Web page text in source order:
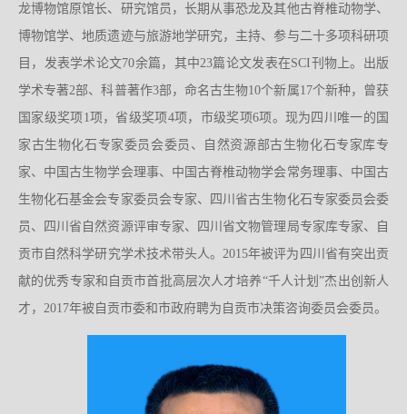
龙博物馆原馆长、研究馆员，长期从事恐龙及其他古脊椎动物学、
博物馆学、地质遗迹与旅游地学研究，主持、参与二十多项科研项
目，发表学术论文70余篇，其中23篇论文发表在SCI刊物上。出版
学术专著2部、科普著作3部，命名古生物10个新属17个新种，曾获
国家级奖项1项，省级奖项4项，市级奖项6项。现为四川唯一的国
家古生物化石专家委员会委员、自然资源部古生物化石专家库专
家、中国古生物学会理事、中国古脊椎动物学会常务理事、中国古
生物化石基金会专家委员会专家、四川省古生物化石专家委员会委
员、四川省自然资源评审专家、四川省文物管理局专家库专家、自
贡市自然科学研究学术技术带头人。2015年被评为四川省有突出贡
献的优秀专家和自贡市首批高层次人才培养“千人计划”杰出创新人
才，2017年被自贡市委和市政府聘为自贡市决策咨询委员会委员。